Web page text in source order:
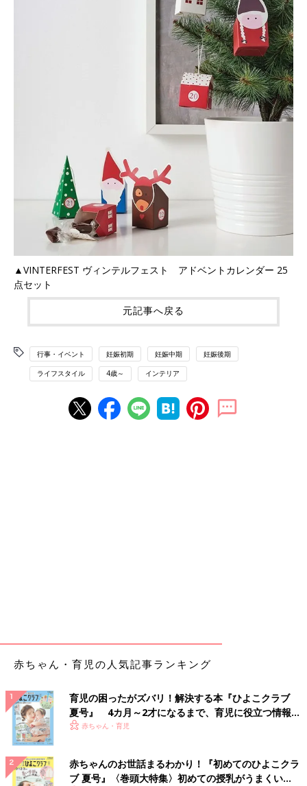
▲VINTERFEST ヴィンテルフェスト アドベントカレンダー 25
点セット
元記事へ戻る
行事・イベント 妊娠初期 妊娠中期 妊娠後期
ライフスタイル 4歳～ インテリア
赤ちゃん・育児の人気記事ランキング
育児の困ったがズバリ！解決する本『ひよこクラブ
夏号』 4カ月～2才になるまで、育児に役立つ情報が
いっぱい！
赤ちゃん・育児
赤ちゃんのお世話まるわかり！『初めてのひよこクラ
ブ 夏号』〈巻頭大特集〉初めての授乳がうまくい